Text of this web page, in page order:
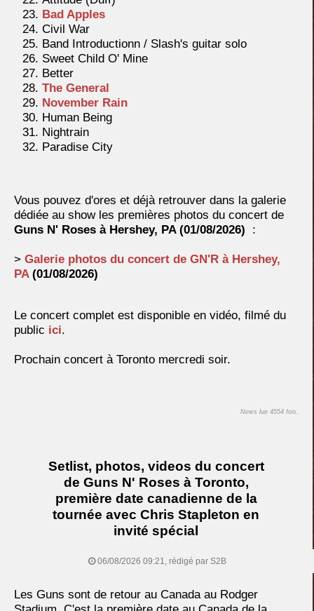
Bad Apples
Civil War
Band Introductionn / Slash's guitar solo
Sweet Child O' Mine
Better
The General
November Rain
Human Being
Nightrain
Paradise City
Vous pouvez d'ores et déjà retrouver dans la galerie
dédiée au show les premières photos du concert de
Guns N' Roses à Hershey, PA (01/08/2026) :
> Galerie photos du concert de GN'R à Hershey,
PA(01/08/2026)
Le concert complet est disponible en vidéo, filmé du
public ici.
Prochain concert à Toronto mercredi soir.
News lue 4554 fois.
Setlist, photos, videos du concert
de Guns N' Roses à Toronto,
première date canadienne de la
tournée avec Chris Stapleton en
invité spécial
06/08/2026 09:21, rédigé par S2B
Les Guns sont de retour au Canada au Rodger